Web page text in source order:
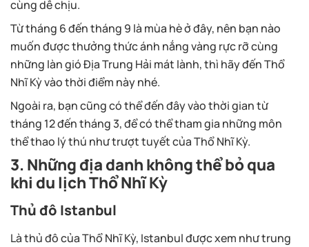
cùng dễ chịu.
Từ tháng 6 đến tháng 9 là mùa hè ở đây, nên bạn nào
muốn được thưởng thức ánh nắng vàng rực rỡ cùng
những làn gió Địa Trung Hải mát lành, thì hãy đến Thổ
Nhĩ Kỳ vào thời điểm này nhé.
Ngoài ra, bạn cũng có thể đến đây vào thời gian từ
tháng 12 đến tháng 3, để có thể tham gia những môn
thể thao lý thú như trượt tuyết của Thổ Nhĩ Kỳ.
3. Những địa danh không thể bỏ qua
khi du lịch Thổ Nhĩ Kỳ
Thủ đô Istanbul
Là thủ đô của Thổ Nhĩ Kỳ, Istanbul được xem như trung